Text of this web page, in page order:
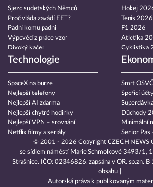
Sjezd sudetských Němců
Proč vláda zavádí EET?
Padni komu padni
Výpověď z práce vzor
Divoký kačer
Hokej
Tenis 2026
F1 2026
Atletika
Cyklistika
Technologie
SpaceX na burze
Nejlepší telefony
Nejlepší AI zdarma
Nejlepší chytré hodinky
Nejlepší VPN – srovnání
Netflix filmy a seriály
Smrt OSVČ
Spořicí účty
Důchody
Minimální
Senior Pas
© 2001 - 2026 Copyright CZECH NEWS
se sídlem náměstí Marie Schmolkové 3493/1,
Strašnice, IČO: 02346826, zapsána v OR, sp.zn.
obsahu
Autorská práva k publikovaným